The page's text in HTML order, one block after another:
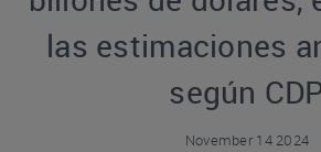
las estimaciones
según
November 14 2024